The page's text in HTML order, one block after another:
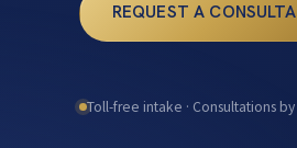
REQUEST A
Toll-free intake · Consultations